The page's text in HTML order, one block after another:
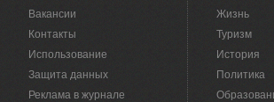
Вакансии
Контакты
Использование
Защита данных
Реклама в журнале
Жизнь
Туризм
История
Политика